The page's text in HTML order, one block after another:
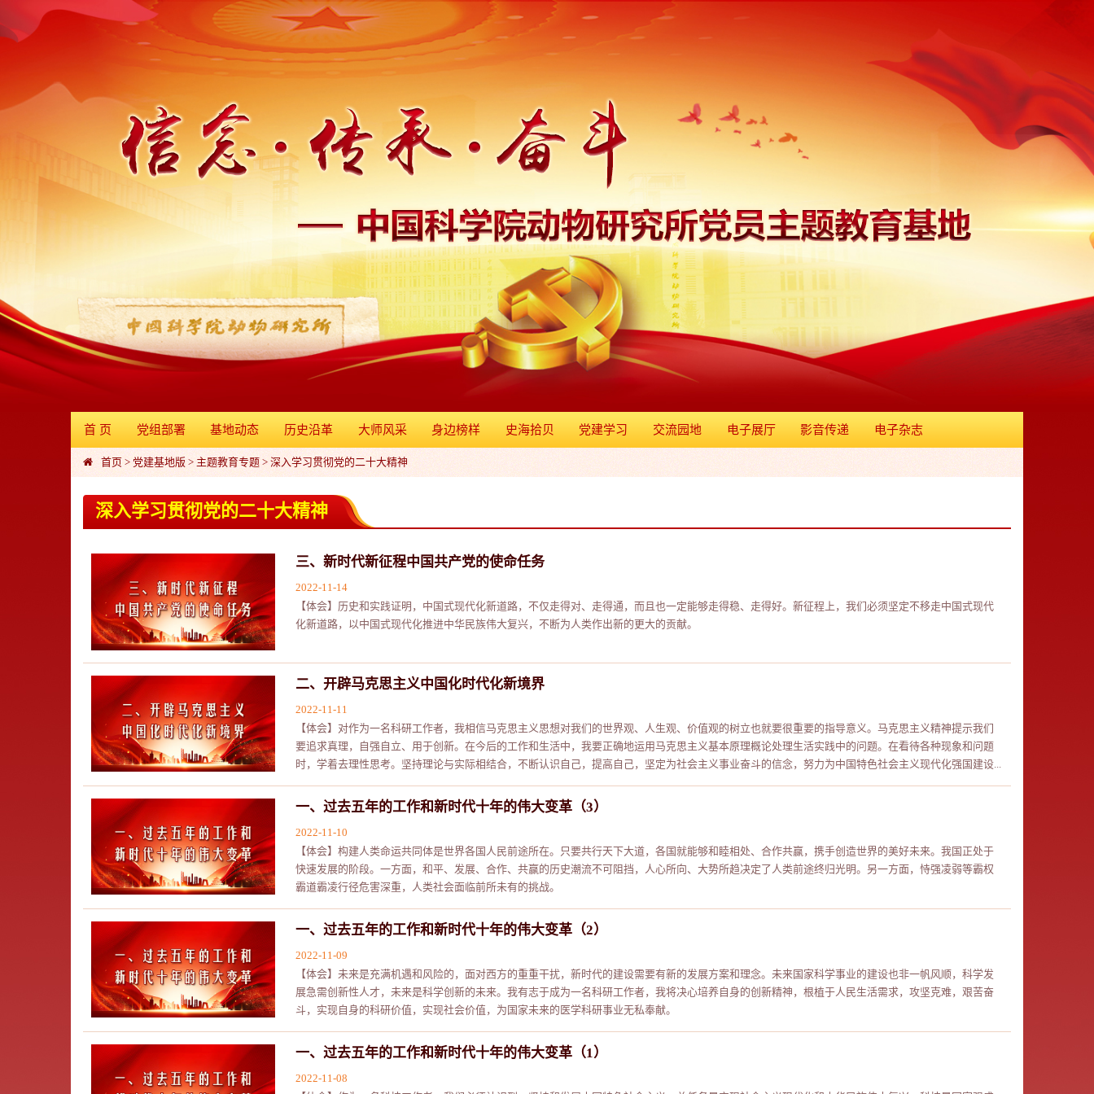
首 页 党组部署 基地动态 历史沿革 大师风采 身边榜样 史海拾贝 党建学习 交流园地 电子展厅 影音传递 电子杂志
首页 > 党建基地版 > 主题教育专题 > 深入学习贯彻党的二十大精神
深入学习贯彻党的二十大精神
三、新时代新征程中国共产党的使命任务
2022-11-14
【体会】历史和实践证明，中国式现代化新道路，不仅走得对、走得通，而且也一定能够走得稳、走得好。新征程上，我们必须坚定不移走中国式现代
化新道路，以中国式现代化推进中华民族伟大复兴，不断为人类作出新的更大的贡献。
二、开辟马克思主义中国化时代化新境界
2022-11-11
【体会】对作为一名科研工作者，我相信马克思主义思想对我们的世界观、人生观、价值观的树立也就要很重要的指导意义。马克思主义精神提示我们
要追求真理，自强自立、用于创新。在今后的工作和生活中，我要正确地运用马克思主义基本原理概论处理生活实践中的问题。在看待各种现象和问题
时，学着去理性思考。坚持理论与实际相结合，不断认识自己，提高自己，坚定为社会主义事业奋斗的信念，努力为中国特色社会主义现代化强国建设...
一、过去五年的工作和新时代十年的伟大变革（3）
2022-11-10
【体会】构建人类命运共同体是世界各国人民前途所在。只要共行天下大道，各国就能够和睦相处、合作共赢，携手创造世界的美好未来。我国正处于
快速发展的阶段。一方面，和平、发展、合作、共赢的历史潮流不可阻挡，人心所向、大势所趋决定了人类前途终归光明。另一方面，恃强凌弱等霸权
霸道霸凌行径危害深重，人类社会面临前所未有的挑战。
一、过去五年的工作和新时代十年的伟大变革（2）
2022-11-09
【体会】未来是充满机遇和风险的，面对西方的重重干扰，新时代的建设需要有新的发展方案和理念。未来国家科学事业的建设也非一帆风顺，科学发
展急需创新性人才，未来是科学创新的未来。我有志于成为一名科研工作者，我将决心培养自身的创新精神，根植于人民生活需求，攻坚克难，艰苦奋
斗，实现自身的科研价值，实现社会价值，为国家未来的医学科研事业无私奉献。
一、过去五年的工作和新时代十年的伟大变革（1）
2022-11-08